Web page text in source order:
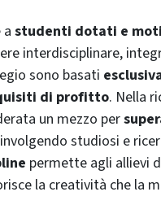
studenti dotati e
interdisciplinare,
sono basati
di profitto. Nella
un mezzo per
studiosi e
permette agli allievi
la creatività che la